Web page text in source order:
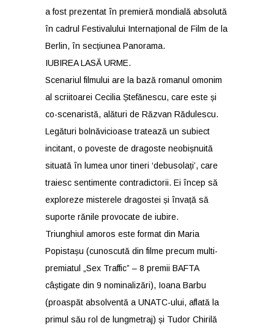
a fost prezentat în premieră mondială absolută
în cadrul Festivalului Internațional de Film de la
Berlin, în secțiunea Panorama.
IUBIREA LASĂ URME.
Scenariul filmului are la bază romanul omonim
al scriitoarei Cecilia Ștefănescu, care este și
co-scenaristă, alături de Răzvan Rădulescu.
Legături bolnăvicioase tratează un subiect
incitant, o poveste de dragoste neobișnuită
situată în lumea unor tineri ‘debusolați’, care
traiesc sentimente contradictorii. Ei încep să
exploreze misterele dragostei și învață să
suporte rănile provocate de iubire.
Triunghiul amoros este format din Maria
Popistașu (cunoscută din filme precum multi-
premiatul „Sex Traffic” – 8 premii BAFTA
câștigate din 9 nominalizări), Ioana Barbu
(proaspăt absolventă a UNATC-ului, aflată la
primul său rol de lungmetraj) și Tudor Chirilă